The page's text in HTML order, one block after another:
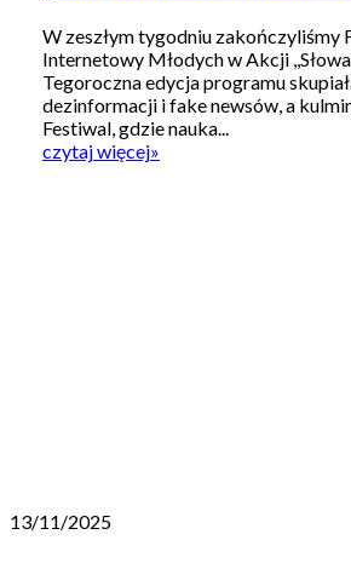
W zeszłym tygodniu zakończyliśmy
Internetowy Młodych w Akcji
Tegoroczna edycja programu
dezinformacji i fake newsów, a
Festiwal, gdzie nauka...
czytaj więcej»
13/11/2025